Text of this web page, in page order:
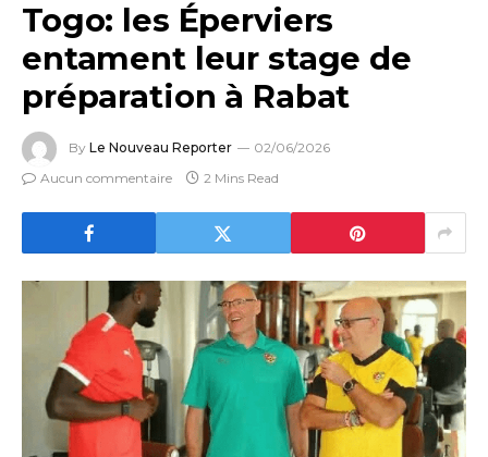
Togo: les Éperviers
entament leur stage de
préparation à Rabat
By Le Nouveau Reporter
02/06/2026
Aucun commentaire
2 Mins Read